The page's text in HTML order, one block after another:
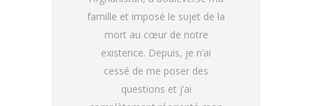
famille et imposé le sujet de la
mort au cœur de notre
existence. Depuis, je n’ai
cessé de me poser des
questions et j’ai